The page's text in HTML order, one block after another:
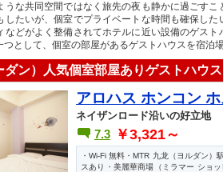
うな共同空間ではなく旅先の夜も静かに過ごす
したいが、個室でプライベートな時間も確保し
などがよく整備されてホテルに近い設備のゲス
として、個室の部屋があるゲストハウスを宿泊
ン）人気個室部屋ありゲストハウス
アロハス ホンコン
ネイザンロード沿いの好立地
7.3 ￥3,321～
・Wi-Fi 無料・MTR 九龙（ヨルダン）
スあり・美麗華商場（ミラマー ショ